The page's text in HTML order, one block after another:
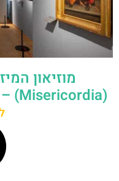
מוזיאון
(Misericordia) – המדריך המלא למוזיאון